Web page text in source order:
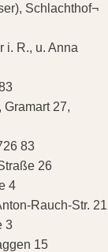
Schlachthof¬
i. R., u. Anna
27,
83
26
4
Rauch-Str. 21
3
15